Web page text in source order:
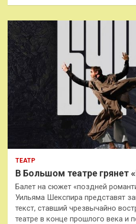
ТЕАТР
В Большом театре грянет
Балет на сюжет «поздней
Уильяма Шекспира представят
текст, ставший чрезвычайно
театре в конце прошлого века и